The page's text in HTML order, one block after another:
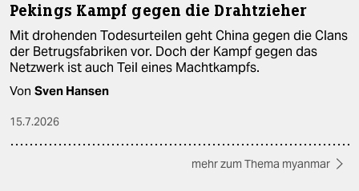
Pekings Kampf gegen die Drahtzieher
Mit drohenden Todesurteilen geht China gegen die Clans
der Betrugsfabriken vor. Doch der Kampf gegen das
Netzwerk ist auch Teil eines Machtkampfs.
Von Sven Hansen
15.7.2026
mehr zum Thema myanmar